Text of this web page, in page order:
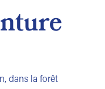
dans la forêt